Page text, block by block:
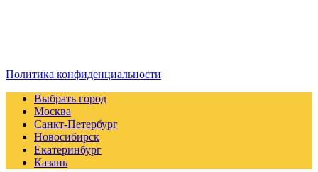
Политика конфиденциальности
Выбрать город
Москва
Санкт-Петербург
Новосибирск
Екатеринбург
Казань